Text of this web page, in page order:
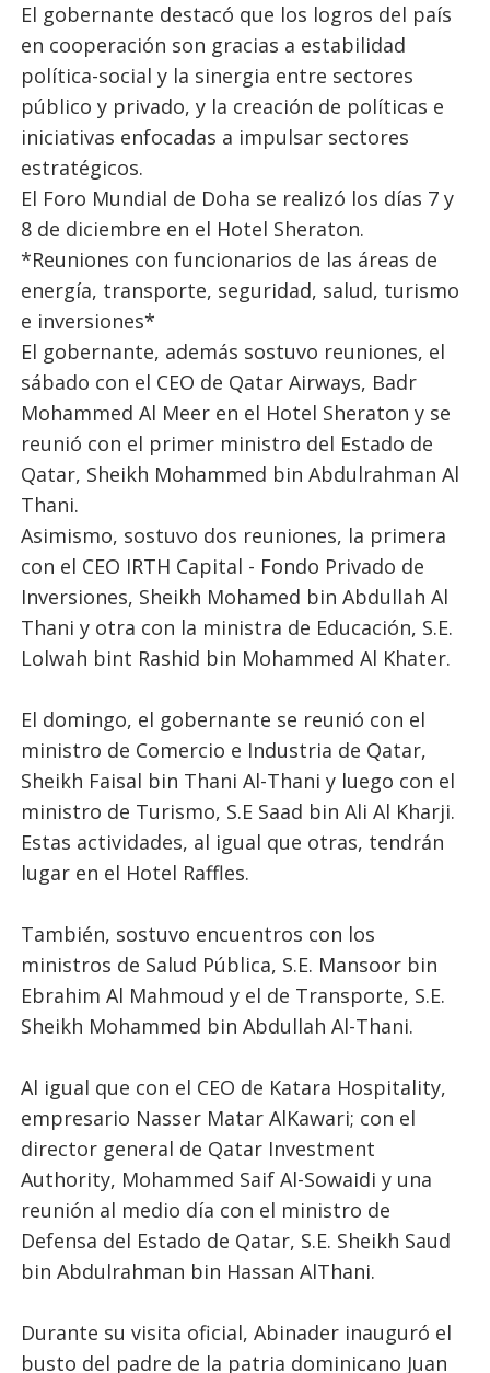
El gobernante destacó que los logros del país
en cooperación son gracias a estabilidad
política-social y la sinergia entre sectores
público y privado, y la creación de políticas e
iniciativas enfocadas a impulsar sectores
estratégicos.
El Foro Mundial de Doha se realizó los días 7 y
8 de diciembre en el Hotel Sheraton.
*Reuniones con funcionarios de las áreas de
energía, transporte, seguridad, salud, turismo
e inversiones*
El gobernante, además sostuvo reuniones, el
sábado con el CEO de Qatar Airways, Badr
Mohammed Al Meer en el Hotel Sheraton y se
reunió con el primer ministro del Estado de
Qatar, Sheikh Mohammed bin Abdulrahman Al
Thani.
Asimismo, sostuvo dos reuniones, la primera
con el CEO IRTH Capital - Fondo Privado de
Inversiones, Sheikh Mohamed bin Abdullah Al
Thani y otra con la ministra de Educación, S.E.
Lolwah bint Rashid bin Mohammed Al Khater.
El domingo, el gobernante se reunió con el
ministro de Comercio e Industria de Qatar,
Sheikh Faisal bin Thani Al-Thani y luego con el
ministro de Turismo, S.E Saad bin Ali Al Kharji.
Estas actividades, al igual que otras, tendrán
lugar en el Hotel Raffles.
También, sostuvo encuentros con los
ministros de Salud Pública, S.E. Mansoor bin
Ebrahim Al Mahmoud y el de Transporte, S.E.
Sheikh Mohammed bin Abdullah Al-Thani.
Al igual que con el CEO de Katara Hospitality,
empresario Nasser Matar AlKawari; con el
director general de Qatar Investment
Authority, Mohammed Saif Al-Sowaidi y una
reunión al medio día con el ministro de
Defensa del Estado de Qatar, S.E. Sheikh Saud
bin Abdulrahman bin Hassan AlThani.
Durante su visita oficial, Abinader inauguró el
busto del padre de la patria dominicano Juan